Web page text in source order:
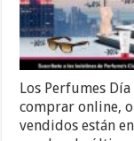
Los Perfumes
comprar online,
vendidos están